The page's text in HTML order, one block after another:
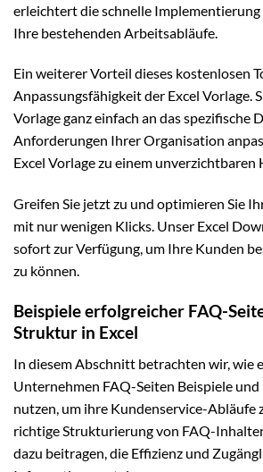
erleichtert die schnelle
Ihre bestehenden Arbeitsabläufe.
Ein weiterer Vorteil dieses kostenlosen
Anpassungsfähigkeit der Excel Vorlage.
Vorlage ganz einfach an das spezifische
Anforderungen Ihrer Organisation
Excel Vorlage zu einem
Greifen Sie jetzt zu und optimieren Sie
mit nur wenigen Klicks. Unser Excel
sofort zur Verfügung, um Ihre Kunden
zu können.
Beispiele erfolgreicher FAQ-
Struktur in Excel
In diesem Abschnitt betrachten wir, wie
Unternehmen FAQ-Seiten Beispiele
nutzen, um ihre Kundenservice-Abläufe
richtige Strukturierung von FAQ-
dazu beitragen, die Effizienz und